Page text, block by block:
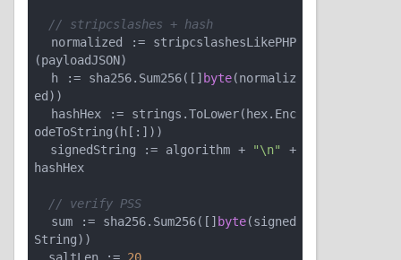
// stripcslashes + hash
(payloadJSON)
  h := sha256.Sum256([]
byte(normaliz
ed))
odeToString(h[:]))
  signedString := algorithm +
"\n"
+
hashHex
// verify PSS
  sum := sha256.Sum256([]
byte(signed
String))